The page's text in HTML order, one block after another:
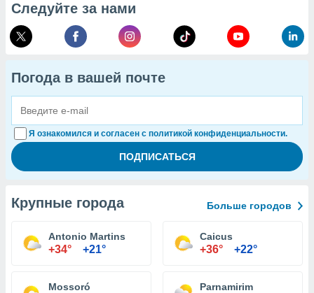
Следуйте за нами
Погода в вашей почте
Я ознакомился и согласен с политикой конфиденциальности.
Крупные города Больше городов
Antonio Martins
+34° +21°
Caicus
+36° +22°
Mossoró Parnamirim